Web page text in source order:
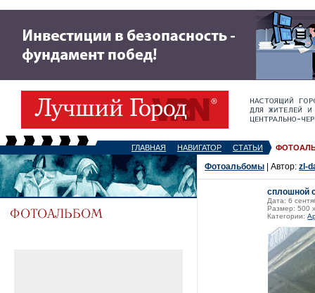
ГЛАВНАЯ НАВИГАТОР СТАТЬИ
Фотоальбомы | Автор: zl-
сплошной
Дата: 6
Размер: 500
Категории: